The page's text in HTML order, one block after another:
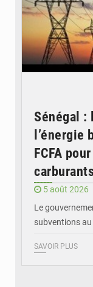
Sénégal :
FCFA
5 août 2026
Le
subventions au
SAVOIR PLUS